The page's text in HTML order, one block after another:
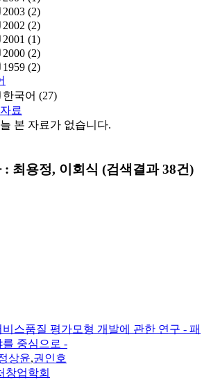
2003 (2)
2002 (2)
2001 (1)
2000 (2)
1959 (2)
한국어 (27)
료
본 자료가 없습니다.
: 최용정, 이회식 (검색결과 38건)
스품질 평가모형 개발에 관한 연구 - 패
중심으로 -
상윤,권인호
창업학회